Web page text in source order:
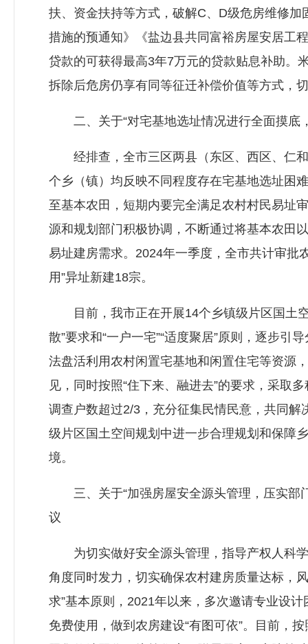
扶、资金扶持等方式，破解C、D级危房维修
措施的预通知》《盐边县共同富裕房屋安居工
贷款的可获得最高3年7万元的贷款贴息补助。
拆除后危房仍享有同等征迁补偿价值等方式，
二、关于“对宅基地选址情况进行全面摸底
经排查，全市三区两县（东区、西区、仁和
个乡（镇）均反映不同程度存在宅基地选址困
至基本农田，短期内要完全满足农村村民易址
源和规划部门积极协调，不断通过将基本农田
易址建房需求。2024年一季度，全市共计审批
用”异址新建18宗。
目前，我市正在开展14个乡镇级片区国土空
散”要求和“一户一宅”“适度聚居”原则，逐步
法盘活利用农村闲置宅基地和闲置住宅等资源
见，同时按照“住下来、融进去”的要求，采取
调查户数超过2/3，充分征集民情民意，共同
级片区国土空间规划中进一步合理规划和保障
境。
三、关于“加强房屋安全源头管理，压实部
议
为切实做好安全源头管理，指导产权人科学
角度同时发力，切实确保农村建房质量达标，
求”基本原则，2021年以来，多次邀请专业设
免费使用，做到农房建设“有图可依”。目前，